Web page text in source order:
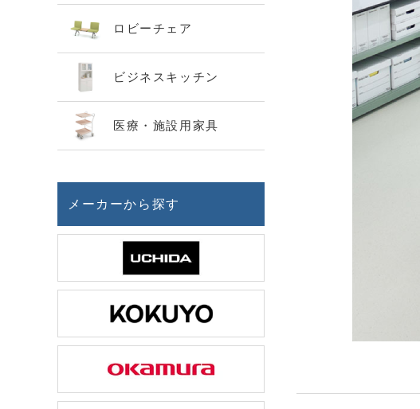
ロビーチェア
ビジネスキッチン
医療・施設用家具
メーカーから探す